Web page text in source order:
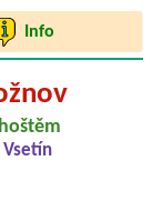
Info
Vsetín